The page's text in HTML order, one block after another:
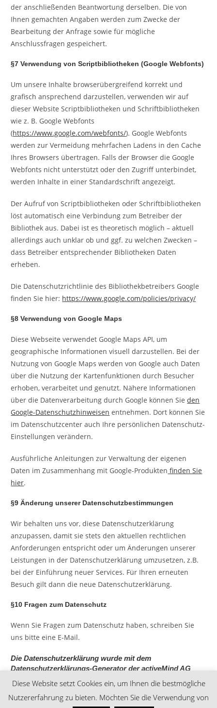
der anschließenden Beantwortung derselben. Die von
Ihnen gemachten Angaben werden zum Zwecke der
Bearbeitung der Anfrage sowie für mögliche
Anschlussfragen gespeichert.
§7 Verwendung von Scriptbibliotheken (Google Webfonts)
Um unsere Inhalte browserübergreifend korrekt und
grafisch ansprechend darzustellen, verwenden wir auf
dieser Website Scriptbibliotheken und Schriftbibliotheken
wie z. B. Google Webfonts
(https://www.google.com/webfonts/). Google Webfonts
werden zur Vermeidung mehrfachen Ladens in den Cache
Ihres Browsers übertragen. Falls der Browser die Google
Webfonts nicht unterstützt oder den Zugriff unterbindet,
werden Inhalte in einer Standardschrift angezeigt.
Der Aufruf von Scriptbibliotheken oder Schriftbibliotheken
löst automatisch eine Verbindung zum Betreiber der
Bibliothek aus. Dabei ist es theoretisch möglich – aktuell
allerdings auch unklar ob und ggf. zu welchen Zwecken –
dass Betreiber entsprechender Bibliotheken Daten
erheben.
Die Datenschutzrichtlinie des Bibliothekbetreibers Google
finden Sie hier: https://www.google.com/policies/privacy/
§8 Verwendung von Google Maps
Diese Webseite verwendet Google Maps API, um
geographische Informationen visuell darzustellen. Bei der
Nutzung von Google Maps werden von Google auch Daten
über die Nutzung der Kartenfunktionen durch Besucher
erhoben, verarbeitet und genutzt. Nähere Informationen
über die Datenverarbeitung durch Google können Sieden
Google-Datenschutzhinweisen entnehmen. Dort können Sie
im Datenschutzcenter auch Ihre persönlichen Datenschutz-
Einstellungen verändern.
Ausführliche Anleitungen zur Verwaltung der eigenen
Daten im Zusammenhang mit Google-Produkten finden Sie
hier.
§9 Änderung unserer Datenschutzbestimmungen
Wir behalten uns vor, diese Datenschutzerklärung
anzupassen, damit sie stets den aktuellen rechtlichen
Anforderungen entspricht oder um Änderungen unserer
Leistungen in der Datenschutzerklärung umzusetzen, z.B.
bei der Einführung neuer Services. Für Ihren erneuten
Besuch gilt dann die neue Datenschutzerklärung.
§10 Fragen zum Datenschutz
Wenn Sie Fragen zum Datenschutz haben, schreiben Sie
uns bitte eine E-Mail.
Die Datenschutzerklärung wurde mit dem
Datenschutzerklärungs-Generator der activeMind AG
Diese Website setzt Cookies ein, um Ihnen die bestmögliche
Nutzererfahrung zu bieten. Möchten Sie die Verwendung von